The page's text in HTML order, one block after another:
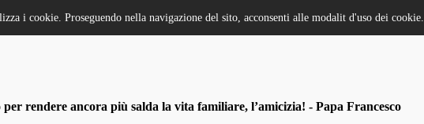
rendere ancora più salda la vita familiare, l’amicizia! - Papa Francesco
i cookie. Proseguendo nella navigazione del sito, acconsenti alle modalit d'uso dei cookie.